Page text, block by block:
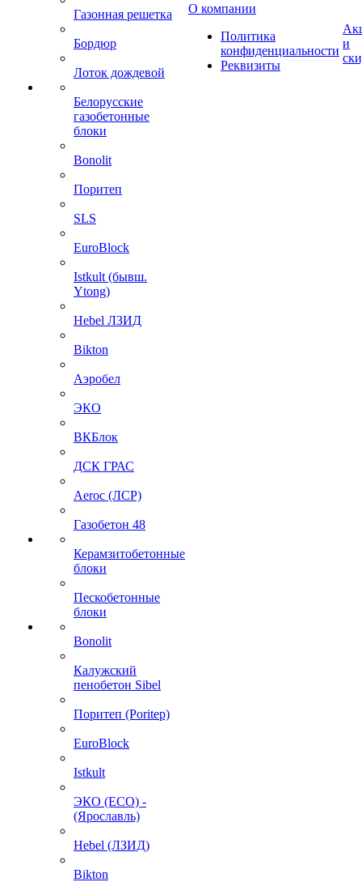
Газонная решетка
Бордюр
Лоток дождевой
Белорусские
газобетонные
блоки
Bonolit
Поритеп
SLS
EuroBlock
Istkult (бывш.
Ytong)
Hebel ЛЗИД
Bikton
Аэробел
ЭКО
ВКБлок
ДСК ГРАС
Aeroc (ЛСР)
Газобетон 48
Керамзитобетонные
блоки
Пескобетонные
блоки
Bonolit
Калужский
пенобетон Sibel
Поритеп (Poritep)
EuroBlock
Istkult
ЭКО (ECO) -
(Ярославль)
Hebel (ЛЗИД)
Bikton
О компании
Политика
конфиденциальности
Реквизиты
и